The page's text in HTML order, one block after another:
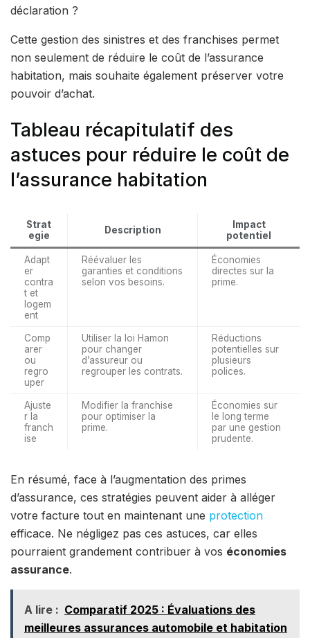
déclaration ?
Cette gestion des sinistres et des franchises permet
non seulement de réduire le coût de l’assurance
habitation, mais souhaite également préserver votre
pouvoir d’achat.
Tableau récapitulatif des
astuces pour réduire le coût de
l’assurance habitation
Strat
egie
Description
Impact
potentiel
Adapt
er
contra
t et
logem
ent
Réévaluer les
garanties et conditions
selon vos besoins.
Économies
directes sur la
prime.
Comp
arer
ou
regro
uper
Utiliser la loi Hamon
pour changer
d’assureur ou
regrouper les contrats.
Réductions
potentielles sur
plusieurs
polices.
Ajuste
r la
franch
ise
Modifier la franchise
pour optimiser la
prime.
Économies sur
le long terme
par une gestion
prudente.
En résumé, face à l’augmentation des primes
d’assurance, ces stratégies peuvent aider à alléger
votre facture tout en maintenant une protection
efficace. Ne négligez pas ces astuces, car elles
pourraient grandement contribuer à vos économies
assurance.
A lire : Comparatif 2025 : Évaluations des
meilleures assurances automobile et habitation